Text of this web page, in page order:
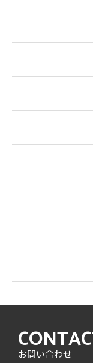
お問い合わせ